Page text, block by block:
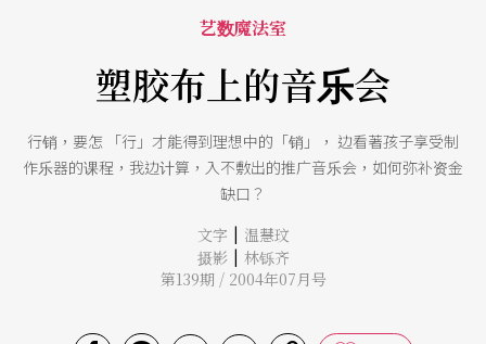
艺数魔法室
塑胶布上的音乐会
行销，要怎 「行」才能得到理想中的「销」， 边看著孩子享受制
作乐器的课程，我边计算，入不敷出的推广音乐会，如何弥补资金
缺口？
文字 | 温慧玟
摄影 | 林铄齐
第139期 / 2004年07月号